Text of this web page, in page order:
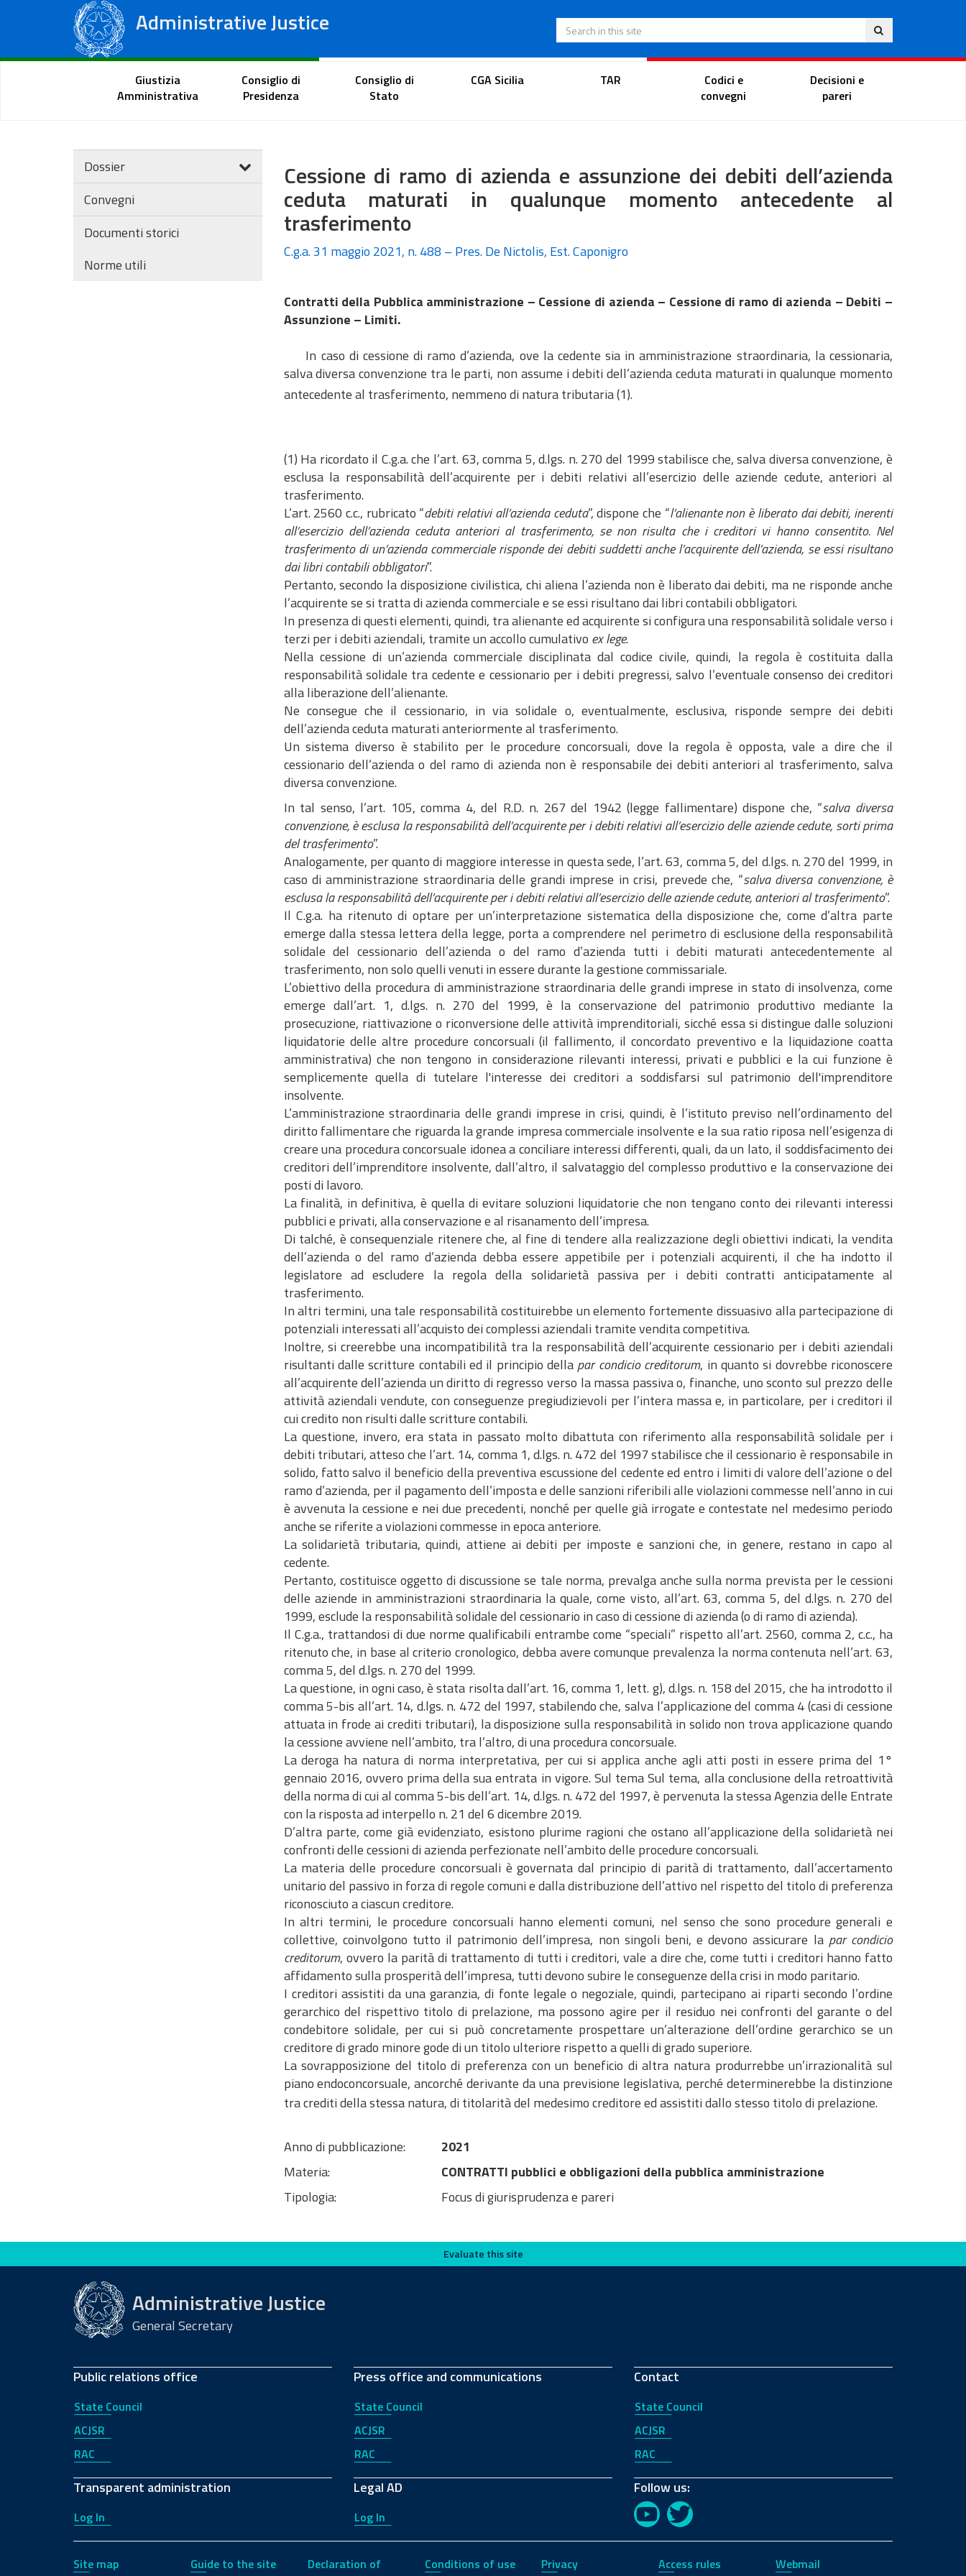
Administrative Justice
Regional Administrative Courts
Eng
Search in this site
Citizen Portal Lawyer's portal Magistrate Portal
Giustizia
Amministrativa
Consiglio di
Presidenza
Consiglio di
Stato
CGA Sicilia TAR
Codici e
convegni
Decisioni e
pareri
Dossier
Convegni
Documenti storici
Norme utili
Cessione di ramo di azienda e assunzione dei debiti dell’azienda
ceduta maturati in qualunque momento antecedente al
trasferimento
C.g.a. 31 maggio 2021, n. 488 – Pres. De Nictolis, Est. Caponigro
Contratti della Pubblica amministrazione – Cessione di azienda – Cessione di ramo di azienda – Debiti –
Assunzione – Limiti.
In caso di cessione di ramo d’azienda, ove la cedente sia in amministrazione straordinaria, la cessionaria,
salva diversa convenzione tra le parti, non assume i debiti dell’azienda ceduta maturati in qualunque momento
antecedente al trasferimento, nemmeno di natura tributaria (1).
(1) Ha ricordato il C.g.a. che l’art. 63, comma 5, d.lgs. n. 270 del 1999 stabilisce che, salva diversa convenzione, è
esclusa la responsabilità dell’acquirente per i debiti relativi all’esercizio delle aziende cedute, anteriori al
trasferimento.
L’art. 2560 c.c., rubricato “debiti relativi all’azienda ceduta”, dispone che “l’alienante non è liberato dai debiti, inerenti
all’esercizio dell’azienda ceduta anteriori al trasferimento, se non risulta che i creditori vi hanno consentito. Nel
trasferimento di un’azienda commerciale risponde dei debiti suddetti anche l’acquirente dell’azienda, se essi risultano
dai libri contabili obbligatori”.
Pertanto, secondo la disposizione civilistica, chi aliena l’azienda non è liberato dai debiti, ma ne risponde anche
l’acquirente se si tratta di azienda commerciale e se essi risultano dai libri contabili obbligatori.
In presenza di questi elementi, quindi, tra alienante ed acquirente si configura una responsabilità solidale verso i
terzi per i debiti aziendali, tramite un accollo cumulativo ex lege.
Nella cessione di un’azienda commerciale disciplinata dal codice civile, quindi, la regola è costituita dalla
responsabilità solidale tra cedente e cessionario per i debiti pregressi, salvo l’eventuale consenso dei creditori
alla liberazione dell’alienante.
Ne consegue che il cessionario, in via solidale o, eventualmente, esclusiva, risponde sempre dei debiti
dell’azienda ceduta maturati anteriormente al trasferimento.
Un sistema diverso è stabilito per le procedure concorsuali, dove la regola è opposta, vale a dire che il
cessionario dell’azienda o del ramo di azienda non è responsabile dei debiti anteriori al trasferimento, salva
diversa convenzione.
In tal senso, l’art. 105, comma 4, del R.D. n. 267 del 1942 (legge fallimentare) dispone che, “salva diversa
convenzione, è esclusa la responsabilità dell’acquirente per i debiti relativi all’esercizio delle aziende cedute, sorti prima
del trasferimento”.
Analogamente, per quanto di maggiore interesse in questa sede, l’art. 63, comma 5, del d.lgs. n. 270 del 1999, in
caso di amministrazione straordinaria delle grandi imprese in crisi, prevede che, “salva diversa convenzione, è
esclusa la responsabilità dell’acquirente per i debiti relativi all’esercizio delle aziende cedute, anteriori al trasferimento”.
Il C.g.a. ha ritenuto di optare per un’interpretazione sistematica della disposizione che, come d’altra parte
emerge dalla stessa lettera della legge, porta a comprendere nel perimetro di esclusione della responsabilità
solidale del cessionario dell’azienda o del ramo d’azienda tutti i debiti maturati antecedentemente al
trasferimento, non solo quelli venuti in essere durante la gestione commissariale.
L’obiettivo della procedura di amministrazione straordinaria delle grandi imprese in stato di insolvenza, come
emerge dall’art. 1, d.lgs. n. 270 del 1999, è la conservazione del patrimonio produttivo mediante la
prosecuzione, riattivazione o riconversione delle attività imprenditoriali, sicché essa si distingue dalle soluzioni
liquidatorie delle altre procedure concorsuali (il fallimento, il concordato preventivo e la liquidazione coatta
amministrativa) che non tengono in considerazione rilevanti interessi, privati e pubblici e la cui funzione è
semplicemente quella di tutelare l'interesse dei creditori a soddisfarsi sul patrimonio dell'imprenditore
insolvente.
L’amministrazione straordinaria delle grandi imprese in crisi, quindi, è l’istituto previso nell’ordinamento del
diritto fallimentare che riguarda la grande impresa commerciale insolvente e la sua ratio riposa nell’esigenza di
creare una procedura concorsuale idonea a conciliare interessi differenti, quali, da un lato, il soddisfacimento dei
creditori dell’imprenditore insolvente, dall’altro, il salvataggio del complesso produttivo e la conservazione dei
posti di lavoro.
La finalità, in definitiva, è quella di evitare soluzioni liquidatorie che non tengano conto dei rilevanti interessi
pubblici e privati, alla conservazione e al risanamento dell’impresa.
Di talché, è consequenziale ritenere che, al fine di tendere alla realizzazione degli obiettivi indicati, la vendita
dell’azienda o del ramo d’azienda debba essere appetibile per i potenziali acquirenti, il che ha indotto il
legislatore ad escludere la regola della solidarietà passiva per i debiti contratti anticipatamente al
trasferimento.
In altri termini, una tale responsabilità costituirebbe un elemento fortemente dissuasivo alla partecipazione di
potenziali interessati all’acquisto dei complessi aziendali tramite vendita competitiva.
Inoltre, si creerebbe una incompatibilità tra la responsabilità dell’acquirente cessionario per i debiti aziendali
risultanti dalle scritture contabili ed il principio della par condicio creditorum, in quanto si dovrebbe riconoscere
all’acquirente dell’azienda un diritto di regresso verso la massa passiva o, finanche, uno sconto sul prezzo delle
attività aziendali vendute, con conseguenze pregiudizievoli per l’intera massa e, in particolare, per i creditori il
cui credito non risulti dalle scritture contabili.
La questione, invero, era stata in passato molto dibattuta con riferimento alla responsabilità solidale per i
debiti tributari, atteso che l’art. 14, comma 1, d.lgs. n. 472 del 1997 stabilisce che il cessionario è responsabile in
solido, fatto salvo il beneficio della preventiva escussione del cedente ed entro i limiti di valore dell’azione o del
ramo d’azienda, per il pagamento dell’imposta e delle sanzioni riferibili alle violazioni commesse nell’anno in cui
è avvenuta la cessione e nei due precedenti, nonché per quelle già irrogate e contestate nel medesimo periodo
anche se riferite a violazioni commesse in epoca anteriore.
La solidarietà tributaria, quindi, attiene ai debiti per imposte e sanzioni che, in genere, restano in capo al
cedente.
Pertanto, costituisce oggetto di discussione se tale norma, prevalga anche sulla norma prevista per le cessioni
delle aziende in amministrazioni straordinaria la quale, come visto, all’art. 63, comma 5, del d.lgs. n. 270 del
1999, esclude la responsabilità solidale del cessionario in caso di cessione di azienda (o di ramo di azienda).
Il C.g.a., trattandosi di due norme qualificabili entrambe come “speciali” rispetto all’art. 2560, comma 2, c.c., ha
ritenuto che, in base al criterio cronologico, debba avere comunque prevalenza la norma contenuta nell’art. 63,
comma 5, del d.lgs. n. 270 del 1999.
La questione, in ogni caso, è stata risolta dall’art. 16, comma 1, lett. g), d.lgs. n. 158 del 2015, che ha introdotto il
comma 5-bis all’art. 14, d.lgs. n. 472 del 1997, stabilendo che, salva l’applicazione del comma 4 (casi di cessione
attuata in frode ai crediti tributari), la disposizione sulla responsabilità in solido non trova applicazione quando
la cessione avviene nell’ambito, tra l’altro, di una procedura concorsuale.
La deroga ha natura di norma interpretativa, per cui si applica anche agli atti posti in essere prima del 1°
gennaio 2016, ovvero prima della sua entrata in vigore. Sul tema Sul tema, alla conclusione della retroattività
della norma di cui al comma 5-bis dell’art. 14, d.lgs. n. 472 del 1997, è pervenuta la stessa Agenzia delle Entrate
con la risposta ad interpello n. 21 del 6 dicembre 2019.
D’altra parte, come già evidenziato, esistono plurime ragioni che ostano all’applicazione della solidarietà nei
confronti delle cessioni di azienda perfezionate nell’ambito delle procedure concorsuali.
La materia delle procedure concorsuali è governata dal principio di parità di trattamento, dall’accertamento
unitario del passivo in forza di regole comuni e dalla distribuzione dell’attivo nel rispetto del titolo di preferenza
riconosciuto a ciascun creditore.
In altri termini, le procedure concorsuali hanno elementi comuni, nel senso che sono procedure generali e
collettive, coinvolgono tutto il patrimonio dell’impresa, non singoli beni, e devono assicurare la par condicio
creditorum, ovvero la parità di trattamento di tutti i creditori, vale a dire che, come tutti i creditori hanno fatto
affidamento sulla prosperità dell’impresa, tutti devono subire le conseguenze della crisi in modo paritario.
I creditori assistiti da una garanzia, di fonte legale o negoziale, quindi, partecipano ai riparti secondo l’ordine
gerarchico del rispettivo titolo di prelazione, ma possono agire per il residuo nei confronti del garante o del
condebitore solidale, per cui si può concretamente prospettare un’alterazione dell’ordine gerarchico se un
creditore di grado minore gode di un titolo ulteriore rispetto a quelli di grado superiore.
​​​​​​​La sovrapposizione del titolo di preferenza con un beneficio di altra natura produrrebbe un’irrazionalità sul
piano endoconcorsuale, ancorché derivante da una previsione legislativa, perché determinerebbe la distinzione
tra crediti della stessa natura, di titolarità del medesimo creditore ed assistiti dallo stesso titolo di prelazione.
Anno di pubblicazione:
2021
Materia:
CONTRATTI pubblici e obbligazioni della pubblica amministrazione
Tipologia:
Focus di giurisprudenza e pareri
Evaluate this site Evaluate this site
Administrative Justice
General Secretary
Public relations office
State Council
ACJSR
RAC
Transparent administration
Log In
Press office and communications
State Council
ACJSR
RAC
Legal AD
Log In
Contact
State Council
ACJSR
RAC
Follow us:
YouTubeTwitter
Site map Guide to the site
Declaration of
Conditions of use Privacy Access rules Webmail